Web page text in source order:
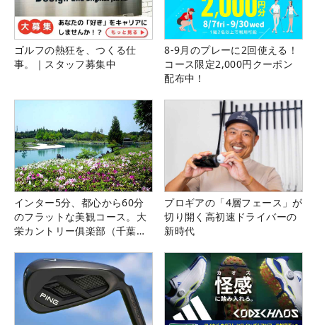
ゴルフの熱狂を、つくる仕
事。｜スタッフ募集中
8-9月のプレーに2回使える！
コース限定2,000円クーポン
配布中！
インター5分、都心から60分
のフラットな美観コース。大
栄カントリー俱楽部（千葉
プロギアの「4層フェース」が
切り開く高初速ドライバーの
新時代